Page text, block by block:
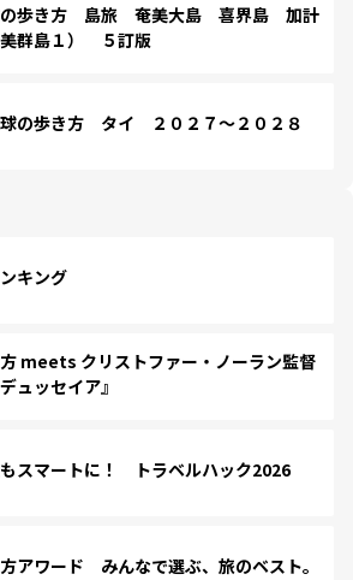
歩き方 島旅 奄美大島 喜界島 加計
群島１） ５訂版
の歩き方 タイ ２０２７～２０２８
キング
meets クリストファー・ノーラン監督
ュッセイア』
スマートに！ トラベルハック2026
アワード みんなで選ぶ、旅のベスト。